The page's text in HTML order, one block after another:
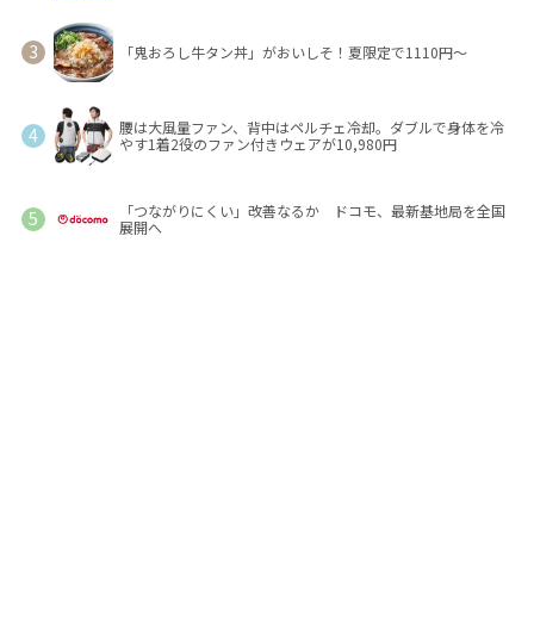
「鬼おろし牛タン丼」がおいしそ！夏限定で1110円～
腰は大風量ファン、背中はペルチェ冷却。ダブルで身体を冷
やす1着2役のファン付きウェアが10,980円
「つながりにくい」改善なるか ドコモ、最新基地局を全国
展開へ